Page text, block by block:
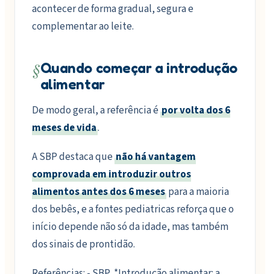
acontecer de forma gradual, segura e
complementar ao leite.
§Quando começar a introdução
alimentar
De modo geral, a referência é por volta dos 6
meses de vida.
A SBP destaca que não há vantagem
comprovada em introduzir outros
alimentos antes dos 6 meses para a maioria
dos bebês, e a fontes pediatricas reforça que o
início depende não só da idade, mas também
dos sinais de prontidão.